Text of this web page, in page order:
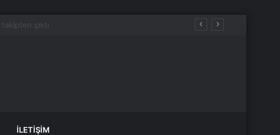
İLETIŞIM